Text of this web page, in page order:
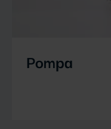
Pompa